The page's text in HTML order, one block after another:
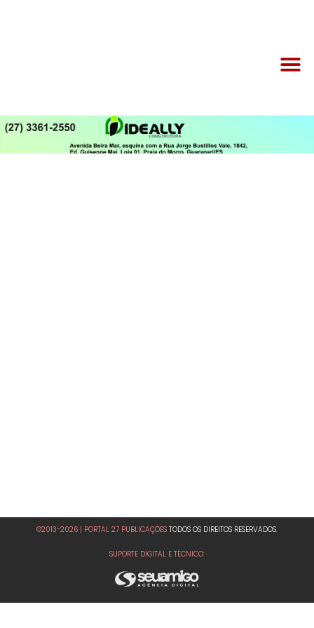
©2013-2026 | PORTAL 27 PUBLICAÇÕES TODOS OS DIREITOS RESERVADOS.
SUPORTE DIGITAL E TÉCNICO: